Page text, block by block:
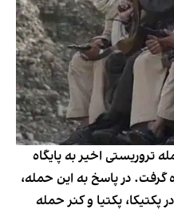
تروریستی اخیر به پایگاه
گرفت. در پاسخ به این حمله‌،
پکتیکا، پکتیا و کنر حمله